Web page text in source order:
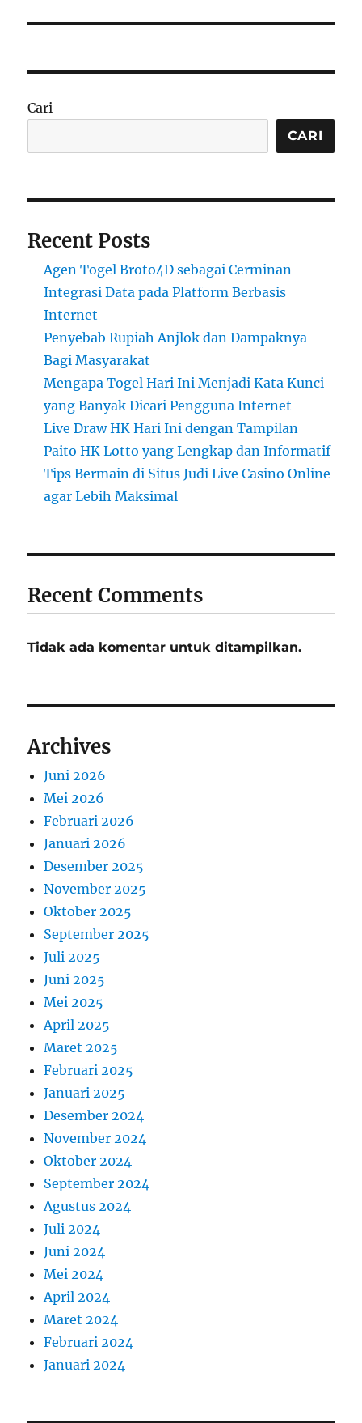
Cari
CARI
Recent Posts
Agen Togel Broto4D sebagai Cerminan
Integrasi Data pada Platform Berbasis
Internet
Penyebab Rupiah Anjlok dan Dampaknya
Bagi Masyarakat
Mengapa Togel Hari Ini Menjadi Kata Kunci
yang Banyak Dicari Pengguna Internet
Live Draw HK Hari Ini dengan Tampilan
Paito HK Lotto yang Lengkap dan Informatif
Tips Bermain di Situs Judi Live Casino Online
agar Lebih Maksimal
Recent Comments
Tidak ada komentar untuk ditampilkan.
Archives
Juni 2026
Mei 2026
Februari 2026
Januari 2026
Desember 2025
November 2025
Oktober 2025
September 2025
Juli 2025
Juni 2025
Mei 2025
April 2025
Maret 2025
Februari 2025
Januari 2025
Desember 2024
November 2024
Oktober 2024
September 2024
Agustus 2024
Juli 2024
Juni 2024
Mei 2024
April 2024
Maret 2024
Februari 2024
Januari 2024